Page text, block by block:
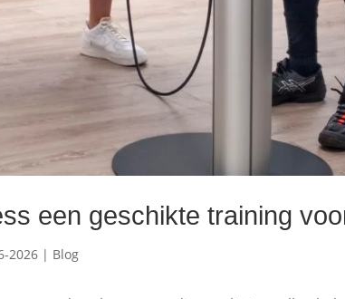
een geschikte training
2026 | Blog